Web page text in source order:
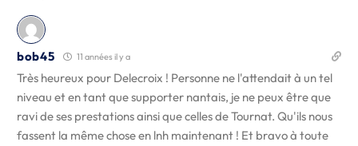
bob45 11 années il y a
Très heureux pour Delecroix ! Personne ne l'attendait à un tel
niveau et en tant que supporter nantais, je ne peux être que
ravi de ses prestations ainsi que celles de Tournat. Qu'ils nous
fassent la même chose en lnh maintenant ! Et bravo à toute